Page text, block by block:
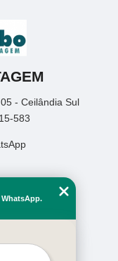
- Ceilândia Sul
583